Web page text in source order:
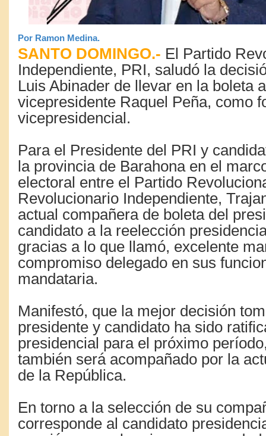
Por Ramon Medina.
SANTO DOMINGO.- El Partido
Independiente, PRI, saludó la
Luis Abinader de llevar en la boleta
vicepresidente Raquel Peña, como
vicepresidencial.
Para el Presidente del PRI y
la provincia de Barahona en el
electoral entre el Partido
Revolucionario Independiente,
actual compañera de boleta del
candidato a la reelección
gracias a lo que llamó, excelente
compromiso delegado en sus
mandataria.
Manifestó, que la mejor decisión
presidente y candidato ha sido
presidencial para el próximo
también será acompañado por la
de la República.
En torno a la selección de su
corresponde al candidato